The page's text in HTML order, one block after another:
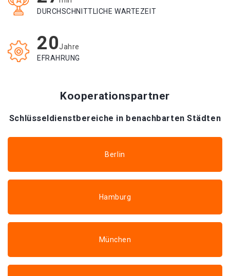
DURCHSCHNITTLICHE WARTEZEIT
20Jahre
EFRAHRUNG
Kooperationspartner
Schlüsseldienstbereiche in benachbarten Städten
Berlin
Hamburg
München